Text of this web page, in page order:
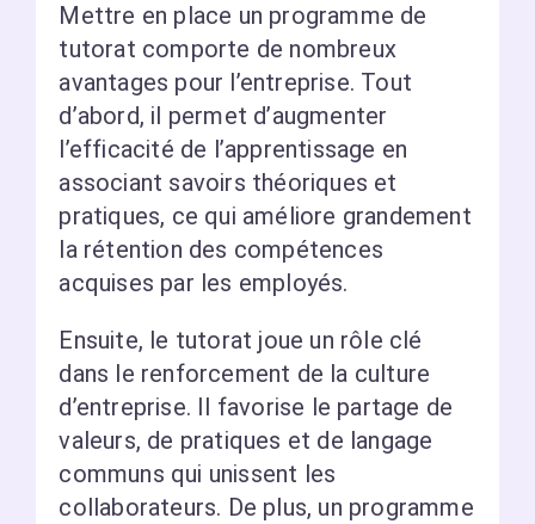
Mettre en place un programme de
tutorat comporte de nombreux
avantages pour l’entreprise. Tout
d’abord, il permet d’augmenter
l’efficacité de l’apprentissage en
associant savoirs théoriques et
pratiques, ce qui améliore grandement
la rétention des compétences
acquises par les employés.
Ensuite, le tutorat joue un rôle clé
dans le renforcement de la culture
d’entreprise. Il favorise le partage de
valeurs, de pratiques et de langage
communs qui unissent les
collaborateurs. De plus, un programme